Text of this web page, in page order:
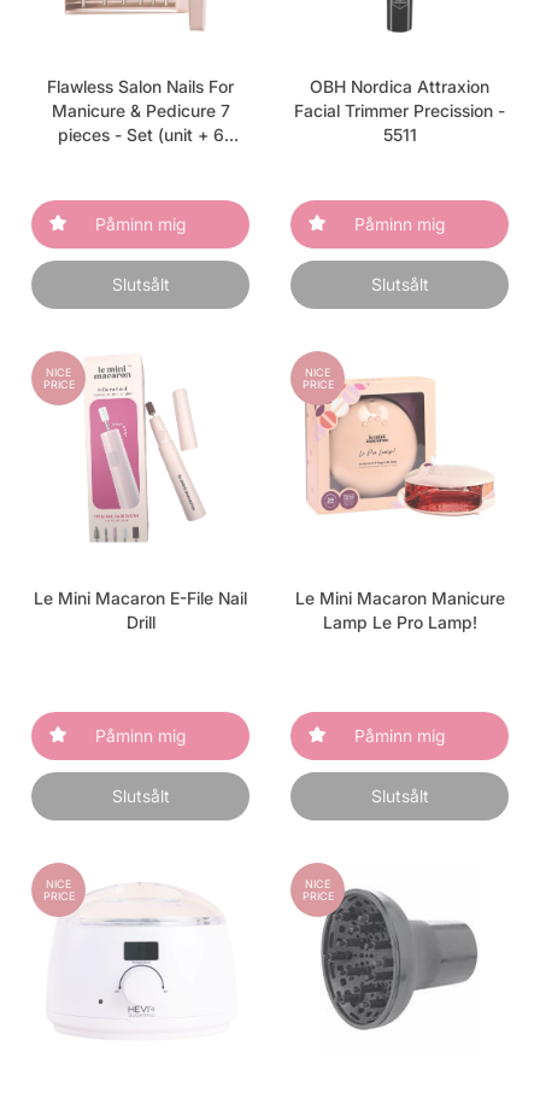
Flawless Salon Nails For
Manicure & Pedicure 7
pieces - Set (unit + 6
Påminn mig
Slutsålt
OBH Nordica Attraxion
Facial Trimmer Precission -
5511
Påminn mig
Slutsålt
NICE
PRICE
Le Mini Macaron E-File Nail
Drill
Påminn mig
Slutsålt
NICE
PRICE
Le Mini Macaron Manicure
Lamp Le Pro Lamp!
Påminn mig
Slutsålt
NICE
PRICE
NICE
PRICE